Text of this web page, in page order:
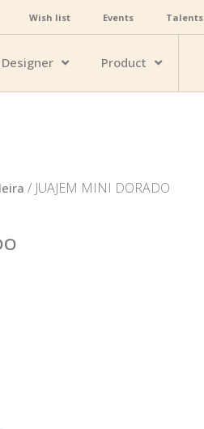
Wish list Events Talents
Designer Product
/ JUAJEM MINI DORADO